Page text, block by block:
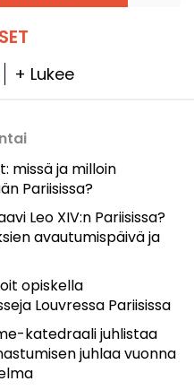
+ Lukee
missä ja milloin
Pariisissa?
Leo XIV:n Pariisissa?
avautumispäivä ja
opiskella
Louvressa Pariisissa
katedraali juhlistaa
juhlaa vuonna